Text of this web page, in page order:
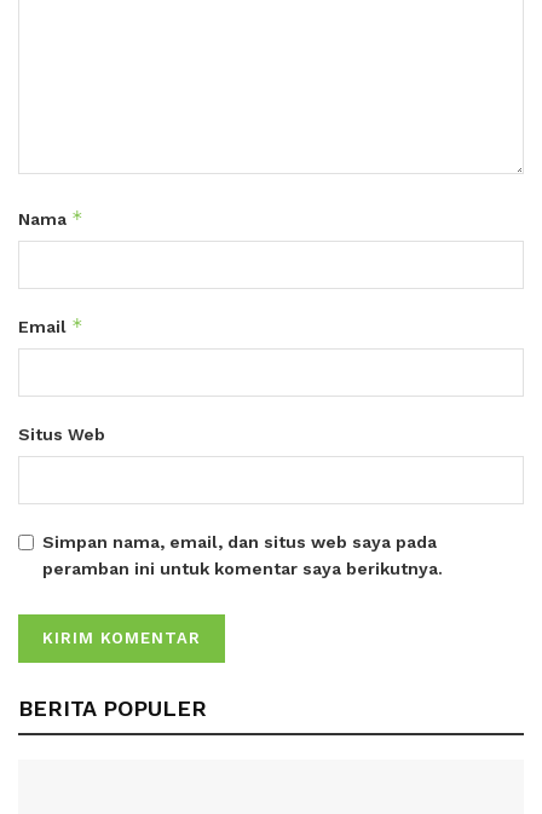
Nama *
Email *
Situs Web
Simpan nama, email, dan situs web saya pada
peramban ini untuk komentar saya berikutnya.
BERITA POPULER